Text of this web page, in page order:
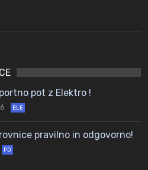
pot z Elektro !
ELE
pravilno in odgovorno!
PD